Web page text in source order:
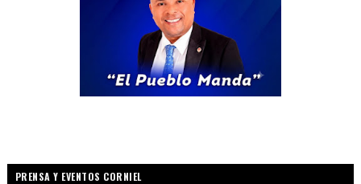
PRENSA Y EVENTOS CORNIEL